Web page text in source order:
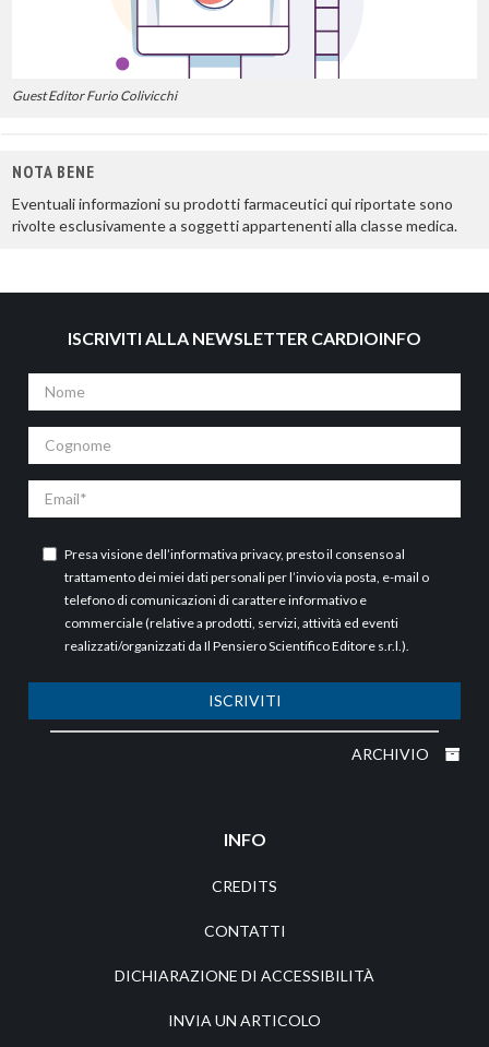
Guest Editor Furio Colivicchi
NOTA BENE
Eventuali informazioni su prodotti farmaceutici qui riportate sono
rivolte esclusivamente a soggetti appartenenti alla classe medica.
ISCRIVITI ALLA NEWSLETTER CARDIOINFO
Nome
Cognome
Email
Presa visione dell’informativa privacy, presto il consenso al
trattamento dei miei dati personali per l’invio via posta, e-mail o
telefono di comunicazioni di carattere informativo e
commerciale (relative a prodotti, servizi, attività ed eventi
realizzati/organizzati da Il Pensiero Scientifico Editore s.r.l.).
ISCRIVITI
ARCHIVIO
INFO
CREDITS
CONTATTI
DICHIARAZIONE DI ACCESSIBILITÀ
INVIA UN ARTICOLO